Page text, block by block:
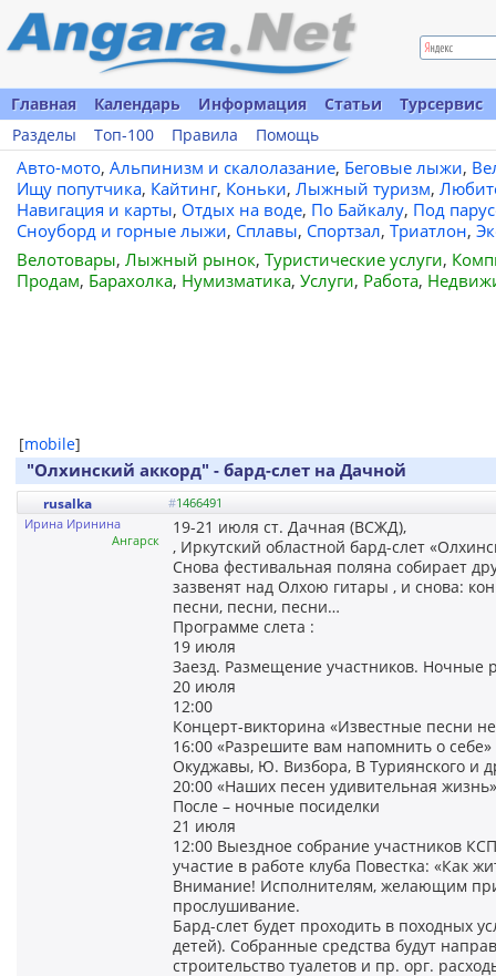
Главная Календарь Информация Статьи
Турсервис
Разделы
Топ-100 Правила Помощь
Авто-мото, Альпинизм и скалолазание, Беговые лыжи,
Ищу попутчика, Кайтинг, Коньки, Лыжный туризм,
Навигация и карты, Отдых на воде, По Байкалу, Под
Сноуборд и горные лыжи, Сплавы, Спортзал, Триатлон,
Велотовары, Лыжный рынок, Туристические услуги,
Продам, Барахолка, Нумизматика, Услуги, Работа,
[mobile]
"Олхинский аккорд" - бард-слет на Дачной
rusalka #1466491
Ирина Иринина
Ангарск
19-21 июля ст. Дачная (ВСЖД),
, Иркутский областной бард-слет
Снова фестивальная поляна собирает
зазвенят над Олхою гитары , и снова:
песни, песни, песни…
Программе слета :
19 июля
Заезд. Размещение участников. Ночные
20 июля
12:00
Концерт-викторина «Известные песни
16:00 «Разрешите вам напомнить о
Окуджавы, Ю. Визбора, В Туриянского и
20:00 «Наших песен удивительная
После – ночные посиделки
21 июля
12:00 Выездное собрание участников
участие в работе клуба Повестка: «Как
Внимание! Исполнителям, желающим
прослушивание.
Бард-слет будет проходить в походных
детей). Собранные средства будут
строительство туалетов и пр. орг.